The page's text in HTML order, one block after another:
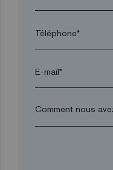
Téléphone*
E-mail*